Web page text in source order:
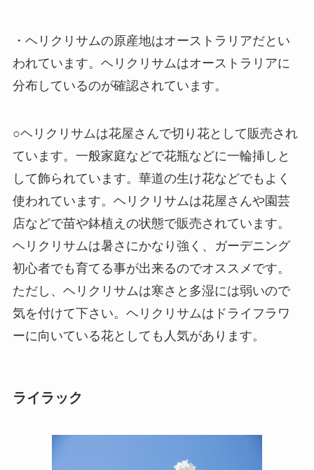
・ヘリクリサムの原産地はオーストラリアだとい
われています。ヘリクリサムはオーストラリアに
分布しているのが確認されています。
○ヘリクリサムは花屋さんで切り花として販売され
ています。一般家庭などで花瓶などに一輪挿しと
して飾られています。華道の生け花などでもよく
使われています。ヘリクリサムは花屋さんや園芸
店などで苗や鉢植えの状態で販売されています。
ヘリクリサムは暑さにかなり強く、ガーデニング
初心者でも育てる事が出来るのでオススメです。
ただし、ヘリクリサムは寒さと多湿には弱いので
気を付けて下さい。ヘリクリサムはドライフラワ
ーに向いている花としても人気があります。
ライラック